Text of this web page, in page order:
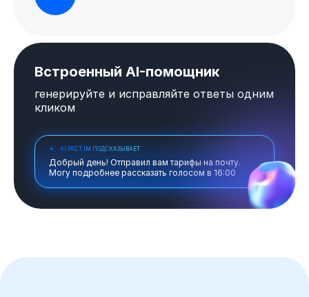
Встроенный AI-помощник
генерируйте и исправляйте ответы одним
кликом
AI PACT.IM ПОДСКАЗЫВАЕТ
Добрый день! Отправил вам тарифы на почту.
Могу подробнее рассказать голосом в 16:00